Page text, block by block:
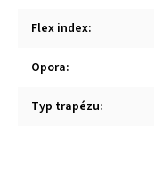
Flex index:
Opora:
Typ trapézu: